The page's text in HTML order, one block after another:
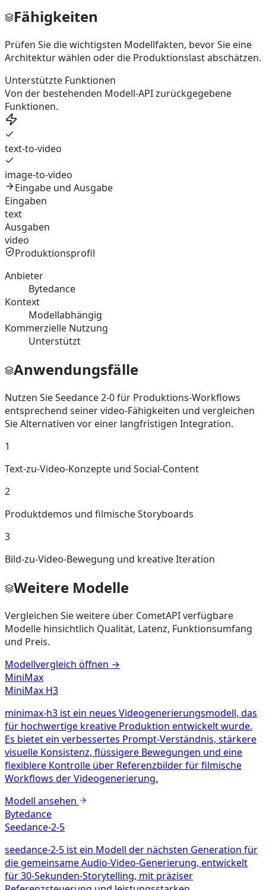
Fähigkeiten
Prüfen Sie die wichtigsten Modellfakten, bevor Sie eine
Architektur wählen oder die Produktionslast abschätzen.
Unterstützte Funktionen
Von der bestehenden Modell-API zurückgegebene
Funktionen.
text-to-video
image-to-video
Eingabe und Ausgabe
Eingaben
text
Ausgaben
video
Produktionsprofil
Anbieter
Bytedance
Kontext
Modellabhängig
Kommerzielle Nutzung
Unterstützt
Anwendungsfälle
Nutzen Sie Seedance 2-0 für Produktions-Workflows
entsprechend seiner video-Fähigkeiten und vergleichen
Sie Alternativen vor einer langfristigen Integration.
1
Text-zu-Video-Konzepte und Social-Content
2
Produktdemos und filmische Storyboards
3
Bild-zu-Video-Bewegung und kreative Iteration
Weitere Modelle
Vergleichen Sie weitere über CometAPI verfügbare
Modelle hinsichtlich Qualität, Latenz, Funktionsumfang
und Preis.
Modellvergleich öffnen →
MiniMax
MiniMax H3
minimax-h3 ist ein neues Videogenerierungsmodell, das
für hochwertige kreative Produktion entwickelt wurde.
Es bietet ein verbessertes Prompt-Verständnis, stärkere
visuelle Konsistenz, flüssigere Bewegungen und eine
flexiblere Kontrolle über Referenzbilder für filmische
Workflows der Videogenerierung.
Modell ansehen
Bytedance
Seedance-2-5
seedance-2-5 ist ein Modell der nächsten Generation für
die gemeinsame Audio-Video-Generierung, entwickelt
für 30-Sekunden-Storytelling, mit präziser